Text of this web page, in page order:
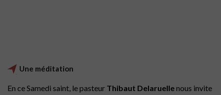
Une méditation
En ce Samedi saint, le pasteur Thibaut Delaruellenous invite